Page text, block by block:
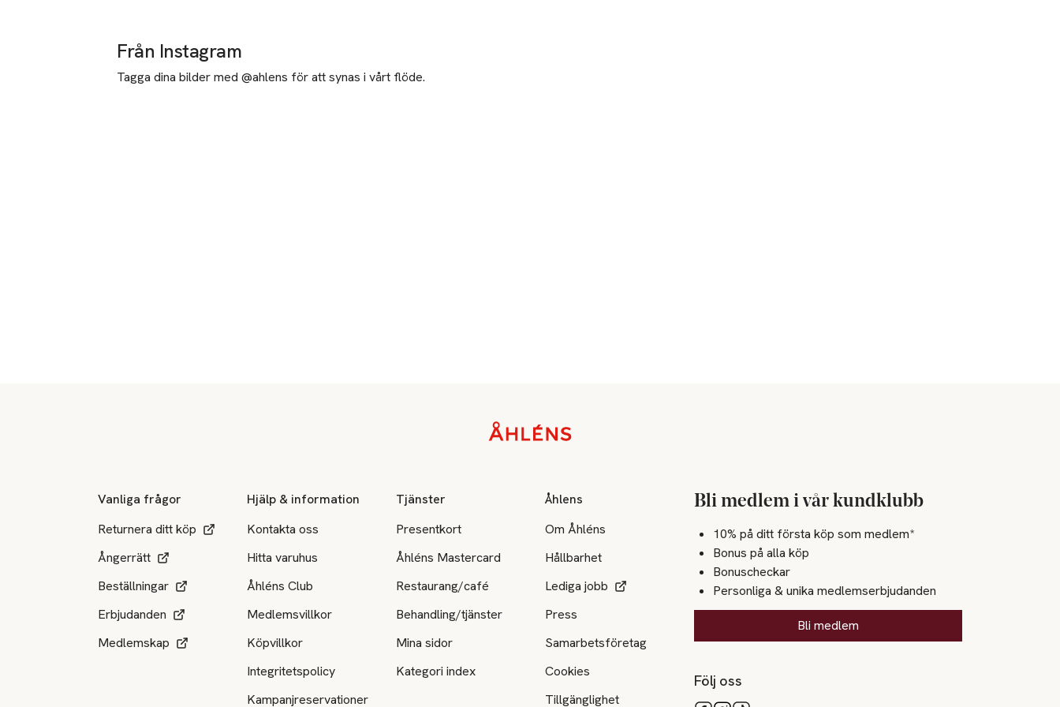
Från Instagram
Tagga dina bilder med @ahlens för att synas i vårt flöde.
Vanliga frågor
Returnera ditt köp
Ångerrätt
Beställningar
Erbjudanden
Medlemskap
Hjälp & information
Kontakta oss
Hitta varuhus
Åhléns Club
Medlemsvillkor
Köpvillkor
Integritetspolicy
Kampanjreservationer
Tjänster
Presentkort
Åhléns Mastercard
Restaurang/café
Behandling/tjänster
Mina sidor
Kategori index
Åhlens
Om Åhléns
Hållbarhet
Lediga jobb
Press
Samarbetsföretag
Cookies
Tillgänglighet
Bli medlem i vår kundklubb
10% på ditt första köp som medlem*
Bonus på alla köp
Bonuscheckar
Personliga & unika medlemserbjudanden
Bli medlem
Följ oss